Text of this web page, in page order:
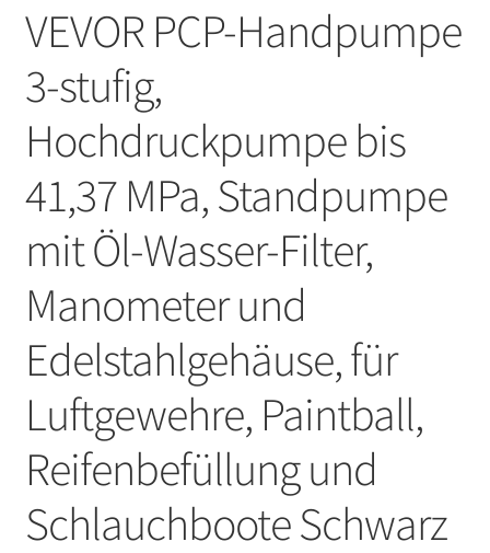
VEVOR PCP-Handpumpe
3-stufig,
Hochdruckpumpe bis
41,37 MPa, Standpumpe
mit Öl-Wasser-Filter,
Manometer und
Edelstahlgehäuse, für
Luftgewehre, Paintball,
Reifenbefüllung und
Schlauchboote Schwarz